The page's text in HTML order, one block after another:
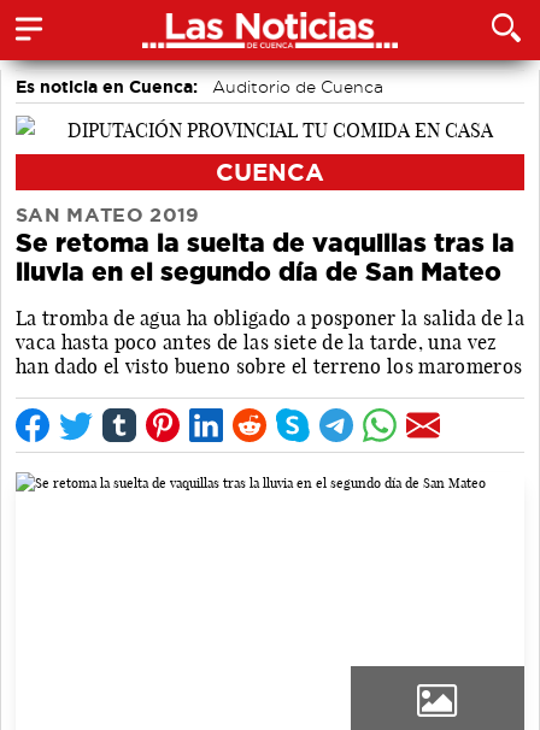
Es noticia en Cuenca: Auditorio de Cuenca
CUENCA
SAN MATEO 2019
Se retoma la suelta de vaquillas tras la
lluvia en el segundo día de San Mateo
La tromba de agua ha obligado a posponer la salida de la
vaca hasta poco antes de las siete de la tarde, una vez
han dado el visto bueno sobre el terreno los maromeros